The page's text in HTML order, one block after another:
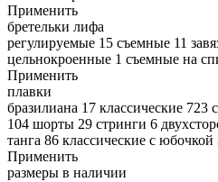
Применить
бретельки лифа
регулируемые 15 съемные 11
цельнокроенные 1 съемные на
Применить
плавки
бразилиана 17 классические 723
104 шорты 29 стринги 6
танга 86 классические с юбочкой
Применить
размеры в наличии